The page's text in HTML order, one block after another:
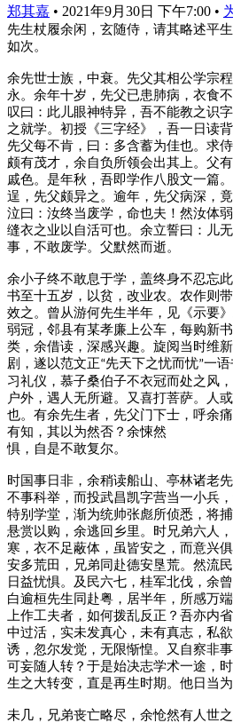
郑其嘉 • 2021年9月30日 下午7:00 •
先生杖履余闲，玄随侍，请其略述平
如次。
余先世士族，中衰。先父其相公学宗
永。余年十岁，先父已患肺病，衣食
叹曰：此儿眼神特异，吾不能教之识
之就学。初授《三字经》，吾一日读
先父每不肯，曰：多含蓄为佳也。求
颇有茂才，余自负所领会出其上。父
戚色。是年秋，吾即学作八股文一篇
逞，先父颇异之。逾年，先父病深，
泣曰：汝终当废学，命也夫！然汝体
缝衣之业以自活可也。余立誓曰：儿
事，不敢废学。父默然而逝。
余小子终不敢息于学，盖终身不忍忘
书至十五岁，以贫，改业农。农作则
效之。曾从游何先生半年，见《示要
弱冠，邻县有某孝廉上公车，每购新
类，余借读，深感兴趣。旋阅当时维
剧，遂以范文正“先天下之忧而忧”一语
习礼仪，慕子桑伯子不衣冠而处之风
户外，遇人无所避。又喜打菩萨。人
也。有余先生者，先父门下士，呼余
有知，其以为然否？余悚然
惧，自是不敢复尔。
时国事日非，余稍读船山、亭林诸老
不事科举，而投武昌凯字营当一小兵
特别学堂，渐为统帅张彪所侦悉，将
悬赏以购，余逃回乡里。时兄弟六人
寒，衣不足蔽体，虽皆安之，而意兴
安多荒田，兄弟同赴德安垦荒。然流
日益忧惧。及民六七，桂军北伐，余
白逾桓先生同赴粤，居半年，所感万
上作工夫者，如何拨乱反正？吾亦内
中过活，实未发真心，未有真志，私
诱，忽尔发觉，无限惭惶。又自察非
可妄随人转？于是始决志学术一途，
生之大转变，直是再生时期。他日当
未几，兄弟丧亡略尽，余怆然有人世